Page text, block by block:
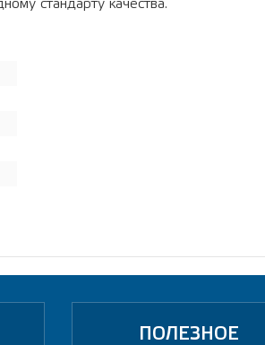
стандарту качества.
ПОЛЕЗНОЕ